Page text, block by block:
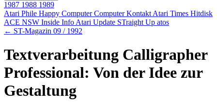
1987 1988 1989
Atari Phile Happy ComputerComputer Kontakt Atari Times Hitdisk
ACE NSW Inside Info Atari Update STraight Up atos
← ST-Magazin 09 / 1992
Textverarbeitung Calligrapher
Professional: Von der Idee zur
Gestaltung